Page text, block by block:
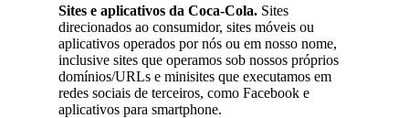
Sites e aplicativos da Coca-Cola. Sites
direcionados ao consumidor, sites móveis ou
aplicativos operados por nós ou em nosso nome,
inclusive sites que operamos sob nossos próprios
domínios/URLs e minisites que executamos em
redes sociais de terceiros, como Facebook e
aplicativos para smartphone.